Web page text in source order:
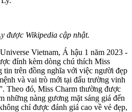
được Wikipedia cập nhật.
Vietnam, Á hậu 1 năm 2023 -
đính kèm dòng chú thích Miss
tin trên đồng nghĩa với việc người đẹp
và vai trò mới tại đấu trường vinh
Theo đó, Miss Charm thường được
những nàng gương mặt sáng giá đến
chỉ được đánh giá cao về vẻ đẹp,